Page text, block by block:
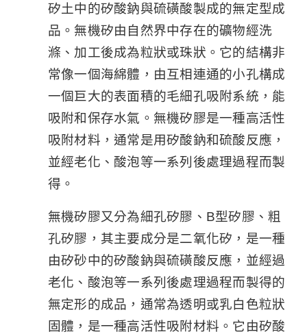
矽土中的矽酸鈉與硫磺酸製成的無定型成
品。無機矽由自然界中存在的礦物經洗
滌、加工後成為粒狀或珠狀。它的結構非
常像一個海綿體，由互相連通的小孔構成
一個巨大的表面積的毛細孔吸附系統，能
吸附和保存水氣。無機矽膠是一種高活性
吸附材料，通常是用矽酸鈉和硫酸反應，
並經老化、酸泡等一系列後處理過程而製
得。
無機矽膠又分為細孔矽膠、B型矽膠、粗
孔矽膠，其主要成分是二氧化矽，是一種
由矽砂中的矽酸鈉與硫磺酸反應，並經過
老化、酸泡等一系列後處理過程而製得的
無定形的成品，通常為透明或乳白色粒狀
固體，是一種高活性吸附材料。它由矽酸